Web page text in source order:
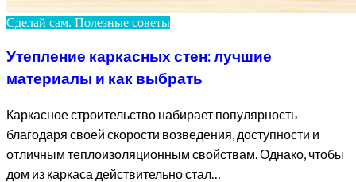
Сделай сам. Полезные советы
Утепление каркасных стен: лучшие
материалы и как выбрать
Каркасное строительство набирает популярность
благодаря своей скорости возведения, доступности и
отличным теплоизоляционным свойствам. Однако, чтобы
дом из каркаса действительно стал…